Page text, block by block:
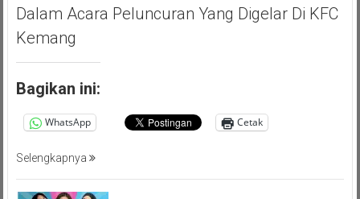
Dalam Acara Peluncuran Yang Digelar Di KFC
Kemang
Bagikan ini:
WhatsApp Cetak
Selengkapnya